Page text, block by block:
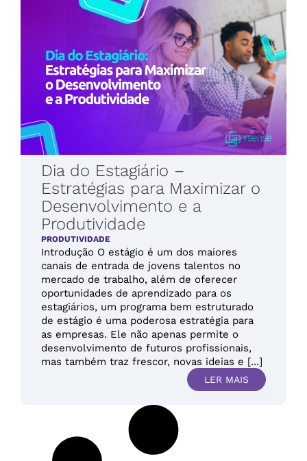
Dia do Estagiário –
Estratégias para Maximizar o
Desenvolvimento e a
Produtividade
PRODUTIVIDADE
Introdução O estágio é um dos maiores
canais de entrada de jovens talentos no
mercado de trabalho, além de oferecer
oportunidades de aprendizado para os
estagiários, um programa bem estruturado
de estágio é uma poderosa estratégia para
as empresas. Ele não apenas permite o
desenvolvimento de futuros profissionais,
mas também traz frescor, novas ideias e [...]
LER MAIS